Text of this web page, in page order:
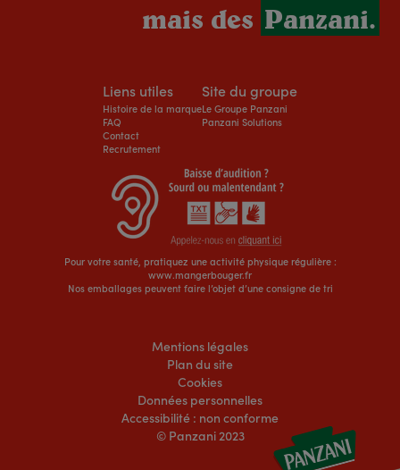
mais des Panzani.
Liens utiles
Histoire de la marque
FAQ
Contact
Recrutement
Site du groupe
Le Groupe Panzani
Panzani Solutions
Pour votre santé, pratiquez une activité physique régulière :
www.mangerbouger.fr
Nos emballages peuvent faire l’objet d’une consigne de tri
Mentions légales
Plan du site
Cookies
Données personnelles
Accessibilité : non conforme
© Panzani 2023